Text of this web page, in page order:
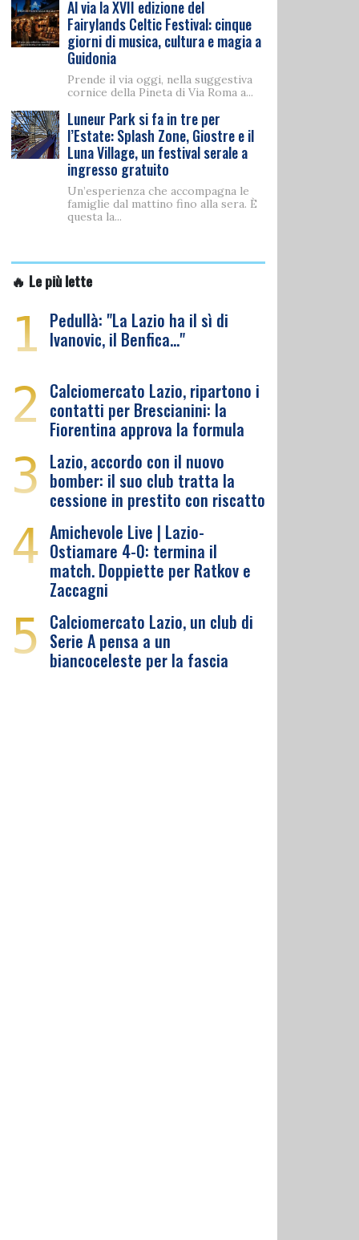
Al via la XVII edizione del
Fairylands Celtic Festival: cinque
giorni di musica, cultura e magia a
Guidonia
Prende il via oggi, nella suggestiva
cornice della Pineta di Via Roma a...
Luneur Park si fa in tre per
l’Estate: Splash Zone, Giostre e il
Luna Village, un festival serale a
ingresso gratuito
Un’esperienza che accompagna le
famiglie dal mattino fino alla sera. È
questa la...
🔥 Le più lette
1 Pedullà: "La Lazio ha il sì di
Ivanovic, il Benfica…"
2 Calciomercato Lazio, ripartono i
contatti per Brescianini: la
Fiorentina approva la formula
3 Lazio, accordo con il nuovo
bomber: il suo club tratta la
cessione in prestito con riscatto
4 Amichevole Live | Lazio-
Ostiamare 4-0: termina il
match. Doppiette per Ratkov e
Zaccagni
5 Calciomercato Lazio, un club di
Serie A pensa a un
biancoceleste per la fascia